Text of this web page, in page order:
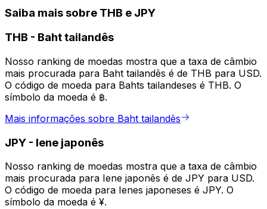
Saiba mais sobre THB e JPY
THB - Baht tailandês
Nosso ranking de moedas mostra que a taxa de câmbio
mais procurada para Baht tailandês é de THB para USD.
O código de moeda para Bahts tailandeses é THB. O
símbolo da moeda é ฿.
Mais informações sobre Baht tailandês
JPY - Iene japonês
Nosso ranking de moedas mostra que a taxa de câmbio
mais procurada para Iene japonês é de JPY para USD.
O código de moeda para Ienes japoneses é JPY. O
símbolo da moeda é ¥.